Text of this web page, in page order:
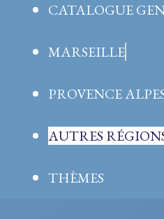
CATALOGUE
MARSEILLE
PROVENCE
AUTRES
THÈMES